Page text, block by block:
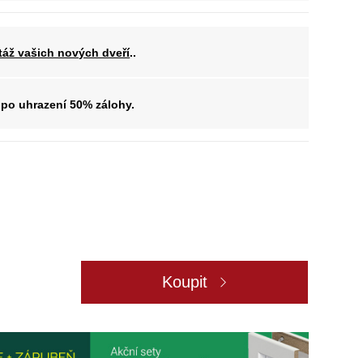
vašich nových dveří..
uhrazení 50% zálohy.
Koupit